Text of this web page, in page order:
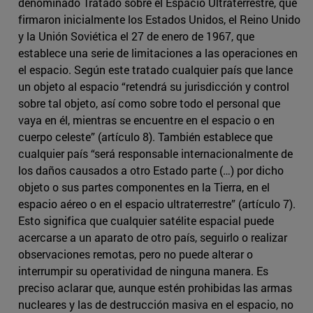
firmaron inicialmente los Estados Unidos, el Reino Unido
y la Unión Soviética el 27 de enero de 1967, que
establece una serie de limitaciones a las operaciones en
el espacio. Según este tratado cualquier país que lance
un objeto al espacio “retendrá su jurisdicción y control
sobre tal objeto, así como sobre todo el personal que
vaya en él, mientras se encuentre en el espacio o en
cuerpo celeste” (artículo 8). También establece que
cualquier país “será responsable internacionalmente de
los daños causados a otro Estado parte (…) por dicho
objeto o sus partes componentes en la Tierra, en el
espacio aéreo o en el espacio ultraterrestre” (artículo 7).
Esto significa que cualquier satélite espacial puede
acercarse a un aparato de otro país, seguirlo o realizar
observaciones remotas, pero no puede alterar o
interrumpir su operatividad de ninguna manera. Es
preciso aclarar que, aunque estén prohibidas las armas
nucleares y las de destrucción masiva en el espacio, no